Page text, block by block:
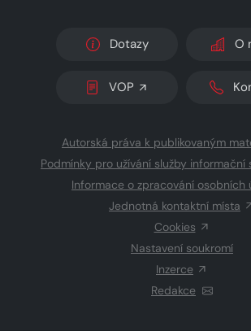
Dotazy O
VOP
Autorská práva k publikovaným
Podmínky pro užívání služby informační
Informace o zpracování osobních
Jednotná kontaktní místa
Cookies
Nastavení soukromí
Inzerce
Redakce